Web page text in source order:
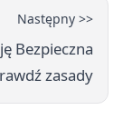
Następny >>
Bezpieczna
zasady